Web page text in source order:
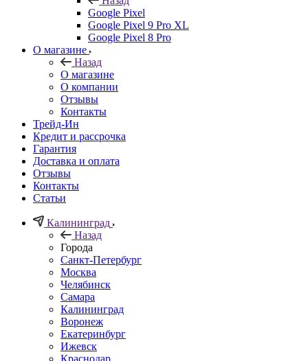
Google Pixel
Google Pixel 9 Pro XL
Google Pixel 8 Pro
О магазине
Назад
О магазине
О компании
Отзывы
Контакты
Трейд-Ин
Кредит и рассрочка
Гарантия
Доставка и оплата
Отзывы
Контакты
Статьи
Калининград
Назад
Города
Санкт-Петербург
Москва
Челябинск
Самара
Калининград
Воронеж
Екатеринбург
Ижевск
Краснодар